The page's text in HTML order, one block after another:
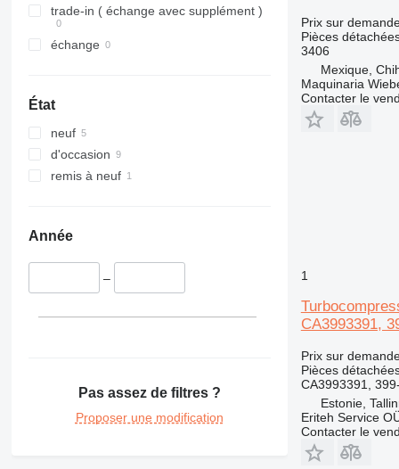
966K
966MXE
980C
980H
988B
988G
990
C-series
D7
D8
M316
M318
TH
TH336
TH407
trade-in ( échange avec supplément )
échange
État
neuf
d'occasion
remis à neuf
Année
–
Pas assez de filtres ?
Proposer une modification
Prix sur
Pièces
3406
Mexique,
Maquinaria
Contacter le
1
CA3993391,
Prix sur
Pièces
CA3993391,
Estonie,
Eriteh Service
Contacter le